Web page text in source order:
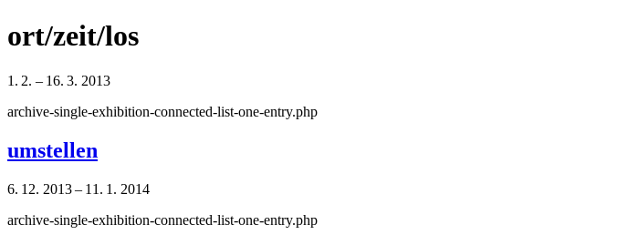
ort/zeit/los
1. 2. – 16. 3. 2013
archive-single-exhibition-connected-list-one-entry.php
umstellen
6. 12. 2013 – 11. 1. 2014
archive-single-exhibition-connected-list-one-entry.php